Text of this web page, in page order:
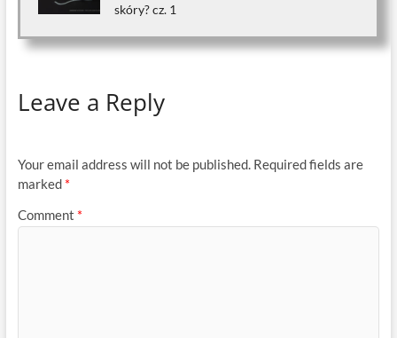
skóry? cz. 1
Leave a Reply
Your email address will not be published. Required fields are
marked *
Comment *